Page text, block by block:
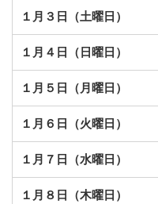
１月３日（土曜日）
１月４日（日曜日）
１月５日（月曜日）
１月６日（火曜日）
１月７日（水曜日）
１月８日（木曜日）